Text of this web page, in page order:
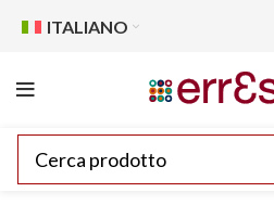
ITALIANO